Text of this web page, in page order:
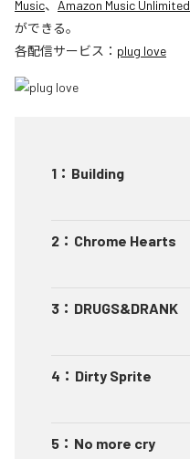
Music、 Amazon Music Unlimited
ができる。
各配信サービス： plug love
1 ： Building
2 ： Chrome Hearts
3 ： DRUGS&DRANK
4 ： Dirty Sprite
5 ： No more cry